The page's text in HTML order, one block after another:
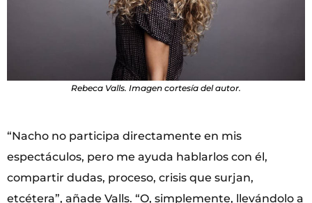
Rebeca Valls. Imagen cortesía del autor.
“Nacho no participa directamente en mis
espectáculos, pero me ayuda hablarlos con él,
compartir dudas, proceso, crisis que surjan,
etcétera”, añade Valls. “O, simplemente, llevándolo a